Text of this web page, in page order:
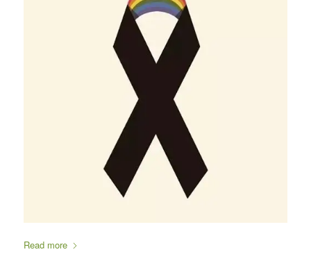
Read more